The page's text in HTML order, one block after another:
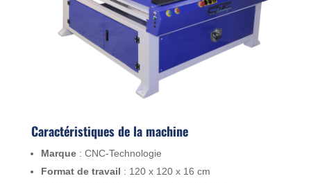
Caractéristiques de la machine
Marque: CNC-Technologie
Format de travail : 120 x 120 x 16 cm